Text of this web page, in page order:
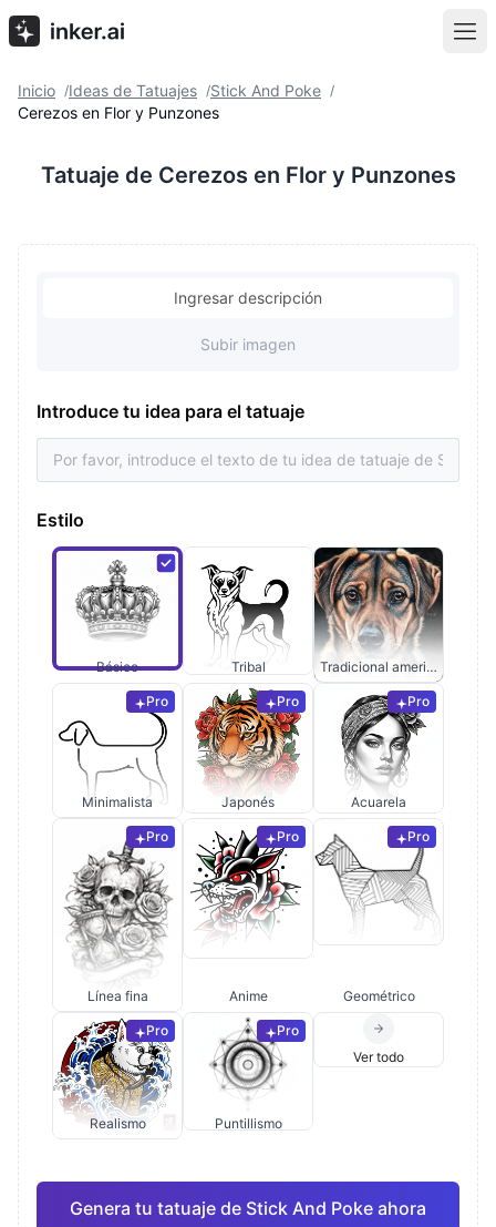
Inicio /Ideas de Tatuajes /Stick And Poke /
Cerezos en Flor y Punzones
Tatuaje de Cerezos en Flor y Punzones
Ingresar descripción
Subir imagen
Introduce tu idea para el tatuaje
Estilo
Básico Tribal Tradicional americano
Pro
Minimalista
Pro
Japonés
Pro
Acuarela
Pro
Línea fina
Pro
Anime
Pro
Geométrico
Pro
Realismo
Pro
Puntillismo
Ver todo
Genera tu tatuaje de Stick And Poke ahora